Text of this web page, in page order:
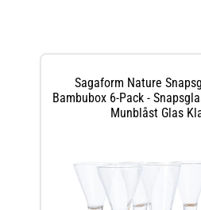
Sagaform Nature
Bambubox 6-Pack -
Munblåst Glas